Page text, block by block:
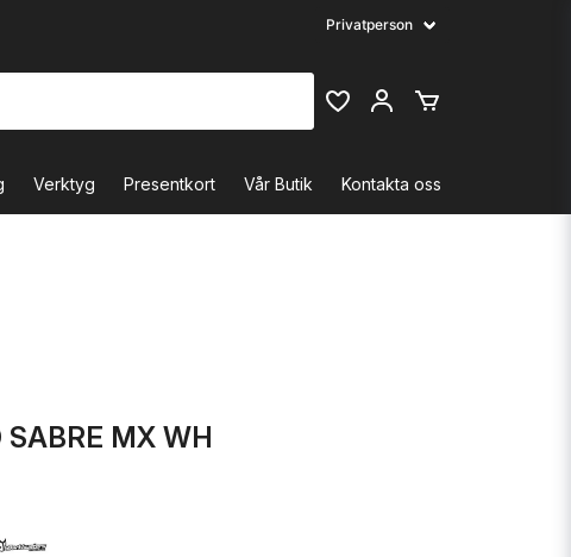
Verktyg Presentkort Vår Butik Kontakta oss
MX WH